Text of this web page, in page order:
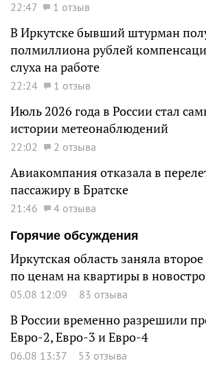
22:47 1 отзыв
В Иркутске бывший штурман
полмиллиона рублей
слуха на работе
22:24 1 отзыв
Июль 2026 года в России стал
истории метеонаблюдений
22:02 2 отзыва
Авиакомпания отказала в
пассажиру в Братске
21:46
4 отзыва
Горячие обсуждения
Иркутская область заняла
по ценам на квартиры в
05.08 12:09 83 отзыва
В России временно разрешили
Евро-2, Евро-3 и Евро-4
06.08 13:37 53 отзыва